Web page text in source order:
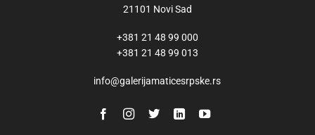
21101 Novi Sad
+381 21 48 99 000
+381 21 48 99 013
info@galerijamaticesrpske.rs